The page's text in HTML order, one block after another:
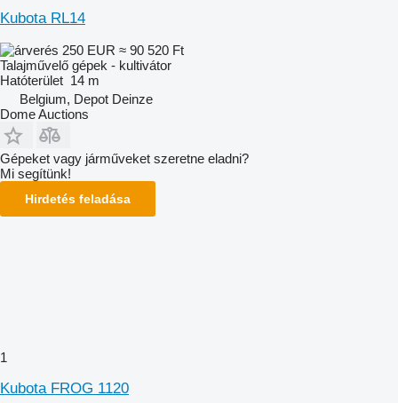
Kubota RL14
250 EUR ≈ 90 520 Ft
Talajművelő gépek - kultivátor
Hatóterület 14 m
Belgium, Depot Deinze
Dome Auctions
Gépeket vagy járműveket szeretne eladni?
Mi segítünk!
Hirdetés feladása
1
Kubota FROG 1120